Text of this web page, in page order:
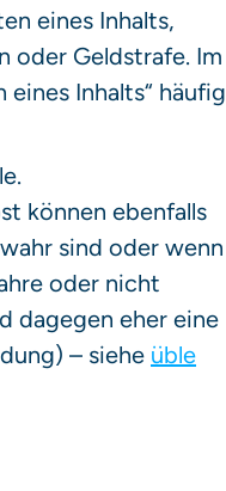
eines Inhalts,
oder Geldstrafe. Im
Inhalts“ häufig
können ebenfalls
sind oder wenn
oder nicht
dagegen eher eine
– siehe üble